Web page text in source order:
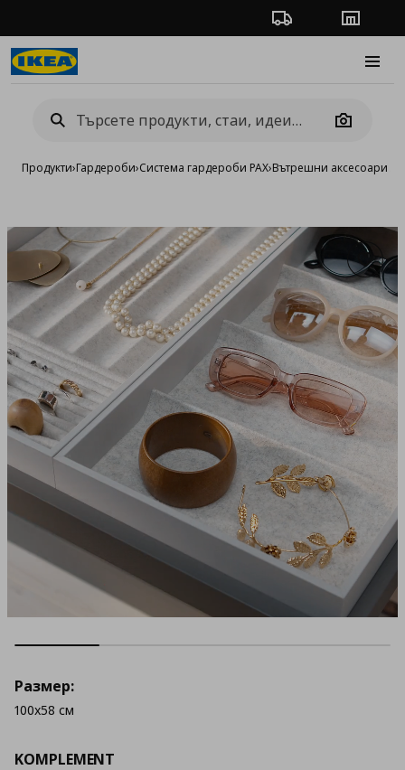
Проследяване на
Camera
Продукти›Гардероби›Система гардероби PAX›Вътрешни аксесоари
KOMPLEMENT
Размер:
100x58 см